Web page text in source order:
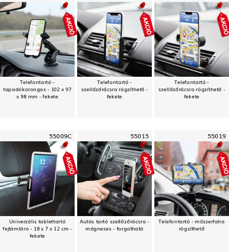
Telefontartó -
tapadókorongos - 102 x 97
x 98 mm - fekete
Telefontartó -
szellőzőrácsra rögzíthető -
fekete
Telefontartó -
szellőzőrácsra rögzíthető -
fekete
55009C
Univerzális tablettartó
fejtámlára - 18 x 7 x 12 cm -
fekete
55015
Autós tartó szellőzőrácsra -
mágneses - forgatható
55019
Telefontartó - műszerfalra
rögzíthető